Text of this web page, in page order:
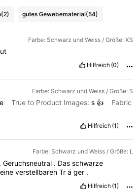
(2) gutes Gewebematerial(54)
Farbe: Schwarz und Weiss / Größe: XS
Hilfreich (0)
Farbe: Schwarz und Weiss / Größe: S
True to Product Images: s 👍
Fabric
Hilfreich (1)
Farbe: Schwarz und Weiss / Größe: L
, Geruchsneutral . Das schwarze
verstellbarenTräger .
Hilfreich (1)